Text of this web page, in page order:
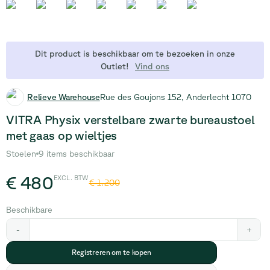
Dit product is beschikbaar om te bezoeken in onze
Outlet!
Vind ons
Relieve WarehouseRue des Goujons 152, Anderlecht 1070
VITRA Physix verstelbare zwarte bureaustoel
met gaas op wieltjes
Stoelen 9 items beschikbaar
€ 480EXCL. BTW€ 1.200
Beschikbare
- +
Registreren om te kopen